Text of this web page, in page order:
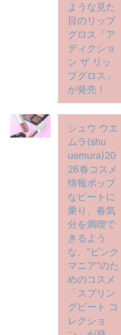
ような見た
目のリップ
グロス「ア
ディクショ
ン ザ リッ
プグロス」
が発売！
シュウ ウエ
ムラ(shu
uemura)20
26春コスメ
情報ポップ
なビートに
乗り、春気
分を満喫で
きるよう
な、“ピンク
マニア”のた
めのコスメ
「スプリン
グビート コ
レクショ